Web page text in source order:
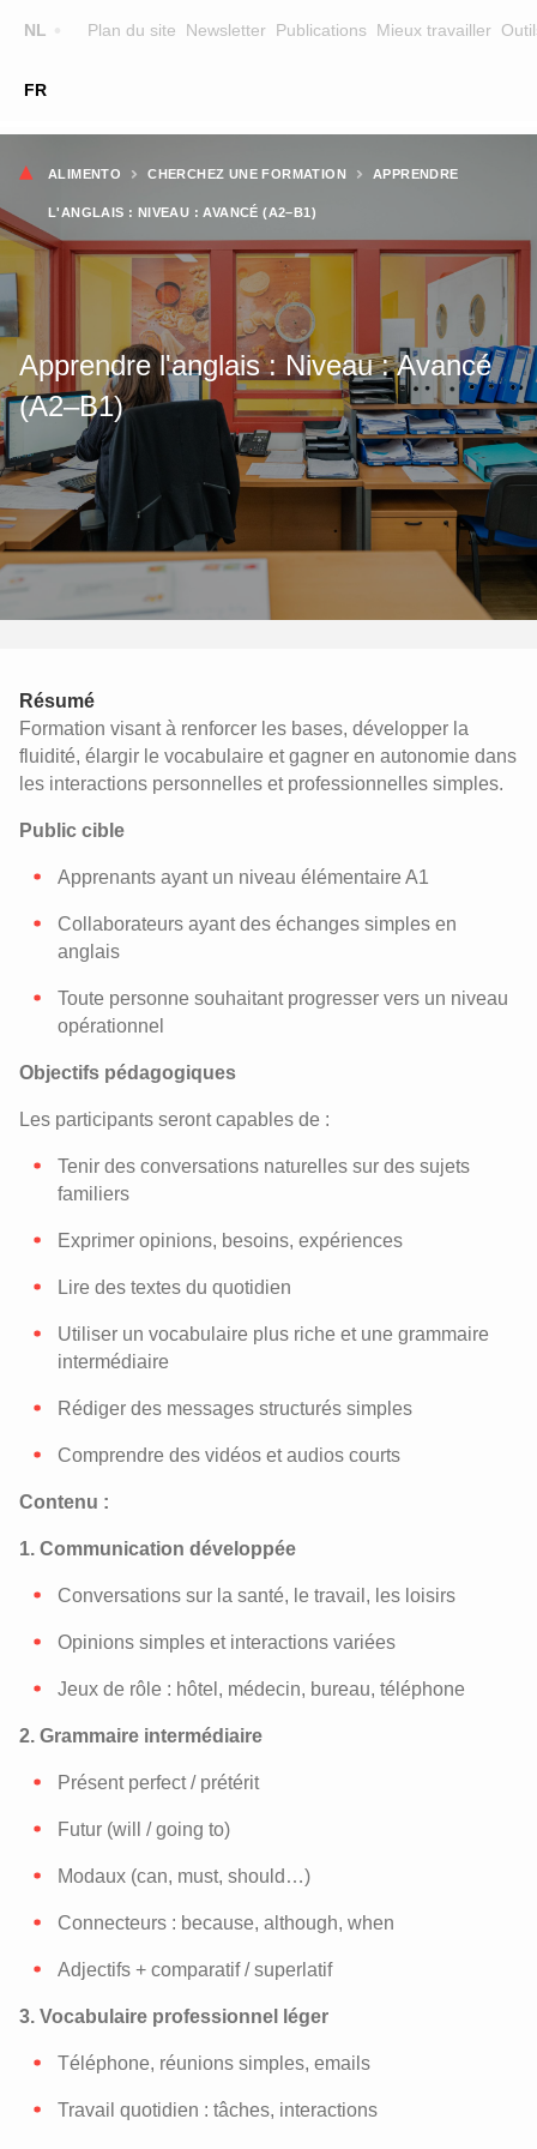
NL
FR
Plan du site Newsletter Publications Mieux travailler
Main
navigation
SUR ALIMENTO
CONTACT
Fil
d'Ariane
ALIMENTO CHERCHEZ UNE FORMATION APPRENDRE
L'ANGLAIS : NIVEAU : AVANCÉ (A2–B1)
Apprendre l'anglais : Niveau : Avancé
(A2–B1)
Résumé
Formation visant à renforcer les bases, développer la
fluidité, élargir le vocabulaire et gagner en autonomie dans
les interactions personnelles et professionnelles simples.
Public cible
Apprenants ayant un niveau élémentaire A1
Collaborateurs ayant des échanges simples en
anglais
Toute personne souhaitant progresser vers un niveau
opérationnel
Objectifs pédagogiques
Les participants seront capables de :
Tenir des conversations naturelles sur des sujets
familiers
Exprimer opinions, besoins, expériences
Lire des textes du quotidien
Utiliser un vocabulaire plus riche et une grammaire
intermédiaire
Rédiger des messages structurés simples
Comprendre des vidéos et audios courts
Contenu :
1. Communication développée
Conversations sur la santé, le travail, les loisirs
Opinions simples et interactions variées
Jeux de rôle : hôtel, médecin, bureau, téléphone
2. Grammaire intermédiaire
Présent perfect / prétérit
Futur (will / going to)
Modaux (can, must, should…)
Connecteurs : because, although, when
Adjectifs + comparatif / superlatif
3. Vocabulaire professionnel léger
Téléphone, réunions simples, emails
Travail quotidien : tâches, interactions